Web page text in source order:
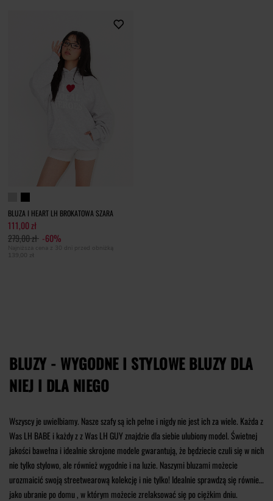
BLUZA I HEART LH BROKATOWA SZARA
111,00 zł
279,00 zł -60%
Najniższa cena z 30 dni przed obniżką
139,00 zł
BLUZY - WYGODNE I STYLOWE BLUZY DLA
NIEJ I DLA NIEGO
Wszyscy je uwielbiamy. Nasze szafy są ich pełne i nigdy nie jest ich za wiele. Każda z
Was LH BABE i każdy z z Was LH GUY znajdzie dla siebie ulubiony model. Świetnej
jakości bawełna i idealnie skrojone modele gwarantują, że będziecie czuli się w nich
nie tylko stylowo, ale również wygodnie i na luzie. Naszymi bluzami możecie
urozmaicić swoją streetwearową kolekcję i nie tylko! Idealnie sprawdzą się również
jako ubranie po domu , w którym możecie zrelaksować się po ciężkim dniu.